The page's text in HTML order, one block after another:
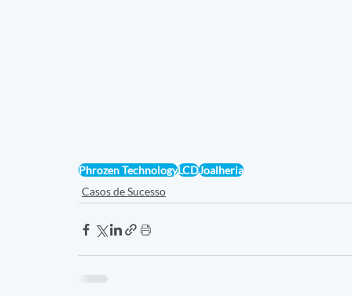
Phrozen TechnologyLCDJoalheria
Casos de Sucesso